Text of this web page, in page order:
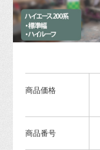
商品価格
商品番号